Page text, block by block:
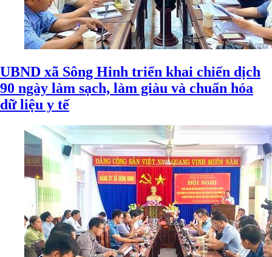
UBND xã Sông Hinh triển khai chiến dịch
90 ngày làm sạch, làm giàu và chuẩn hóa
dữ liệu y tế